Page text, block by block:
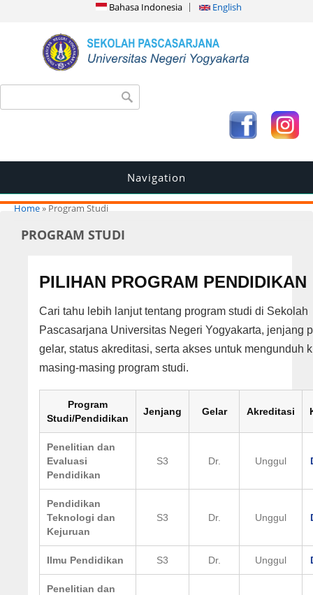
Bahasa Indonesia English
Search form
Navigation
You are here
Home» Program Studi
PROGRAM STUDI
PILIHAN PROGRAM PENDIDIKAN
Cari tahu lebih lanjut tentang program studi di Sekolah
Pascasarjana Universitas Negeri Yogyakarta, jenjang
gelar, status akreditasi, serta akses untuk mengunduh
masing-masing program studi.
Program
Studi/Pendidikan
Jenjang Gelar Akreditasi
Penelitian dan
Evaluasi
Pendidikan
S3 Dr. Unggul
Pendidikan
Teknologi dan
Kejuruan
S3 Dr. Unggul
Ilmu Pendidikan S3 Dr. Unggul
Penelitian dan